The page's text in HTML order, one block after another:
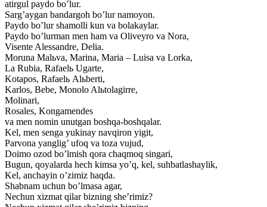
atirgul paydo bo’lur.
Sarg’aygan bandargoh bo’lur namoyon.
Paydo bo’lur shamolli kun va bolakaylar.
Paydo bo’lurman men ham va Oliveyro va Nora,
Visente Alessandre, Delia.
Moruna Malьva, Marina, Maria – Luisa va Lorka,
La Rubia, Rafaelь Ugarte,
Kotapos, Rafaelь Alьberti,
Karlos, Bebe, Monolo Alьtolagirre,
Molinari,
Rosales, Kongamendes
va men nomin unutgan boshqa-boshqalar.
Kel, men senga yukinay navqiron yigit,
Parvona yanglig’ ufoq va toza vujud,
Doimo ozod bo’lmish qora chaqmoq singari,
Bugun, qoyalarda hech kimsa yo’q, kel, suhbatlashaylik,
Kel, anchayin o’zimiz haqda.
Shabnam uchun bo’lmasa agar,
Nechun xizmat qilar bizning she’rimiz?